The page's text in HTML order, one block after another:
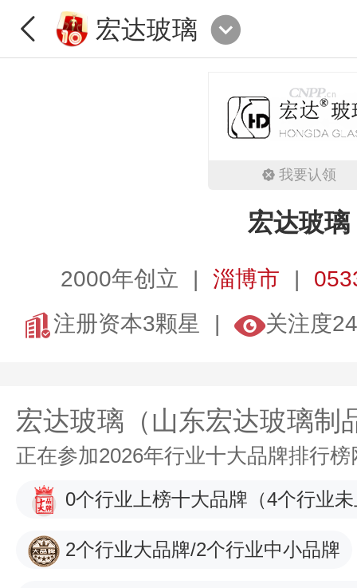
宏达玻璃
我要认领
宏达玻璃
2000年创立 淄博市
注册资本3颗星
关注度
宏达玻璃（山东宏达玻璃制
正在参加2026年行业十大品牌排行
0个行业上榜十大品牌 （4个行业
2个行业大品牌/2个行业中小品牌